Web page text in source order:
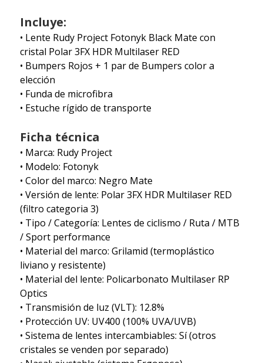
Incluye:
• Lente Rudy Project Fotonyk Black Mate con
cristal Polar 3FX HDR Multilaser RED
• Bumpers Rojos + 1 par de Bumpers color a
elección
• Funda de microfibra
• Estuche rígido de transporte
Ficha técnica
• Marca: Rudy Project
• Modelo: Fotonyk
• Color del marco: Negro Mate
• Versión de lente: Polar 3FX HDR Multilaser RED
(filtro categoria 3)
• Tipo / Categoría: Lentes de ciclismo / Ruta / MTB
/ Sport performance
• Material del marco: Grilamid (termoplástico
liviano y resistente)
• Material del lente: Policarbonato Multilaser RP
Optics
• Transmisión de luz (VLT): 12.8%
• Protección UV: UV400 (100% UVA/UVB)
• Sistema de lentes intercambiables: Sí (otros
cristales se venden por separado)